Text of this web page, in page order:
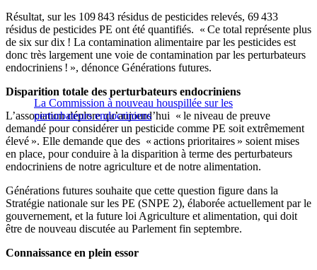
Résultat, sur les 109 843 résidus de pesticides relevés, 69 433
résidus de pesticides PE ont été quantifiés. « Ce total représente plus
de six sur dix ! La contamination alimentaire par les pesticides est
donc très largement une voie de contamination par les perturbateurs
endocriniens ! », dénonce Générations futures.
La Commission à nouveau houspillée sur les
perturbateurs endocriniens
Disparition totale des perturbateurs endocriniens
L’association déplore qu’aujourd’hui « le niveau de preuve
demandé pour considérer un pesticide comme PE soit extrêmement
élevé ». Elle demande que des « actions prioritaires » soient mises
en place, pour conduire à la disparition à terme des perturbateurs
endocriniens de notre agriculture et de notre alimentation.
Générations futures souhaite que cette question figure dans la
Stratégie nationale sur les PE (SNPE 2), élaborée actuellement par le
gouvernement, et la future loi Agriculture et alimentation, qui doit
être de nouveau discutée au Parlement fin septembre.
Connaissance en plein essor